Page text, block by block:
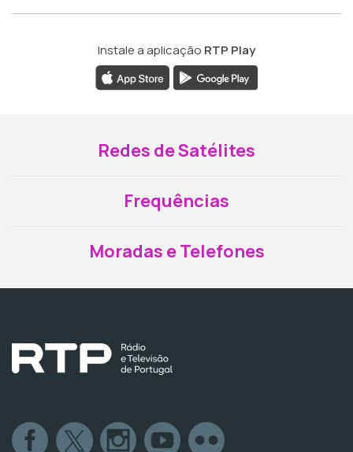
Instale a aplicação RTP Play
Redes de Satélites
Frequências
Moradas e Telefones